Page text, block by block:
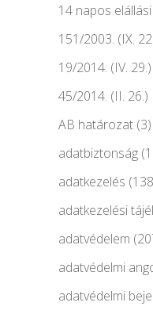
14 napos
151/2003. (IX.
19/2014. (IV.
45/2014. (II.
AB határozat (3)
adatbiztonság
adatkezelés
adatkezelési
adatvédelem
adatvédelmi
adatvédelmi